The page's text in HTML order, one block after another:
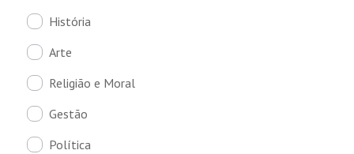
História
Arte
Religião e Moral
Gestão
Política